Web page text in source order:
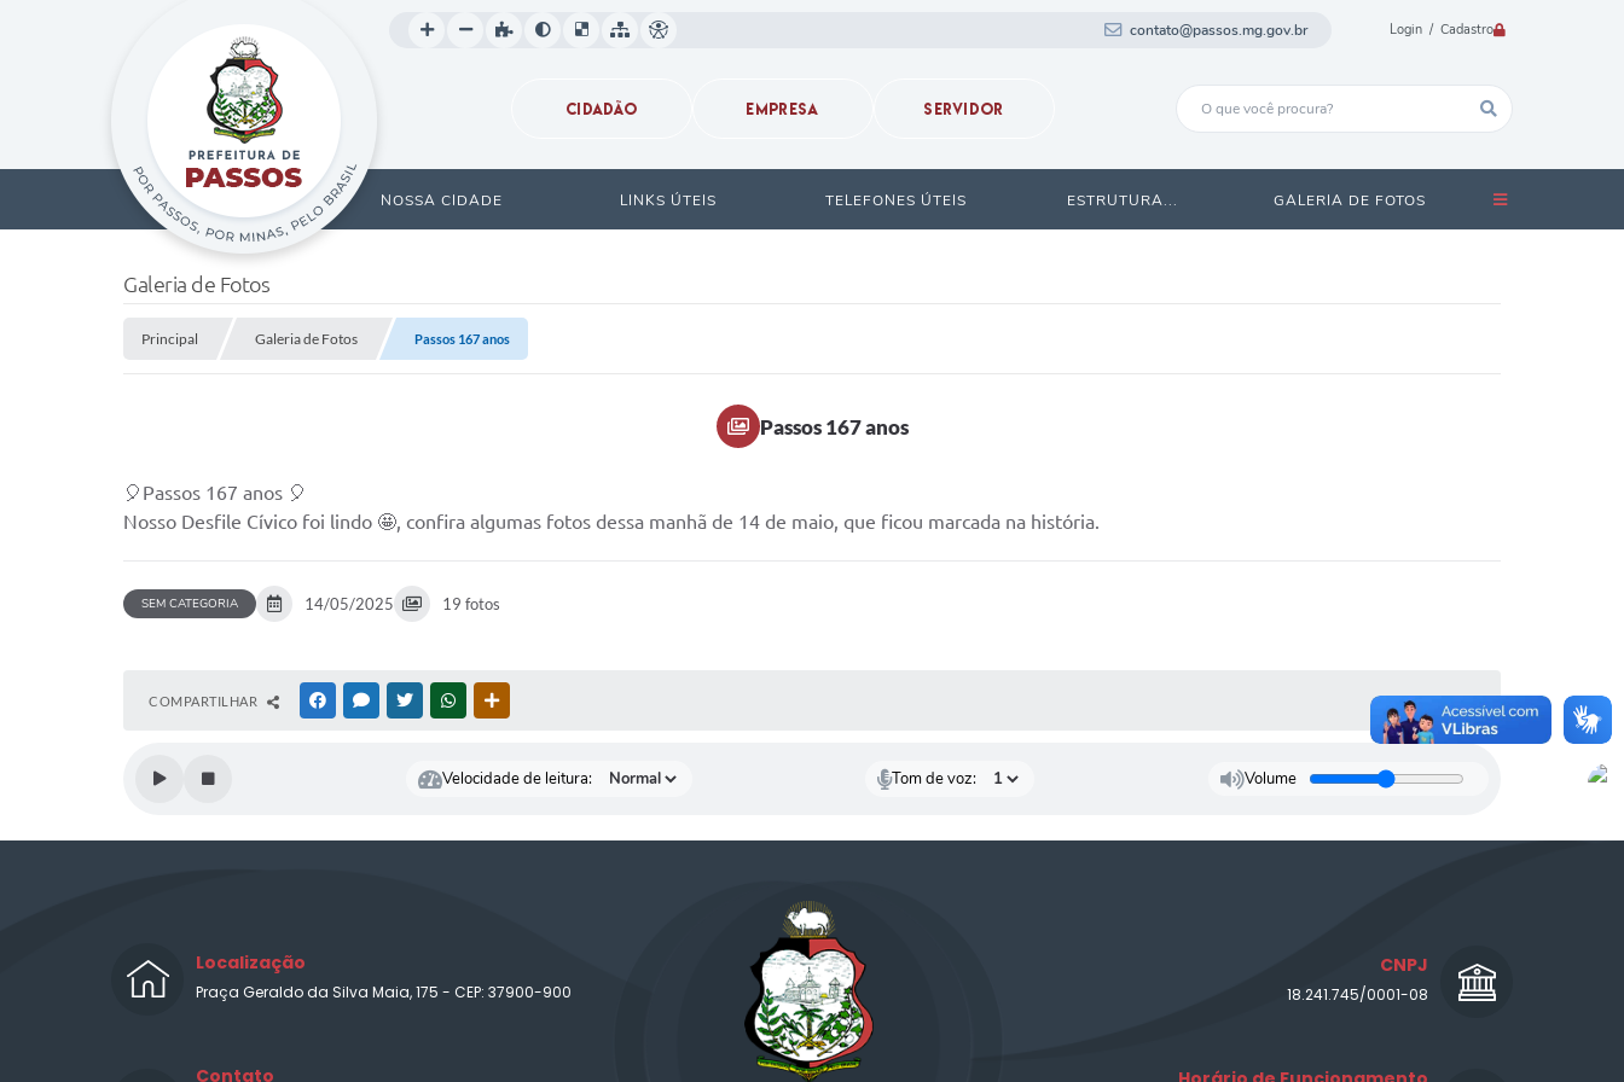
Login / Cadastro
contato@passos.mg.gov.br
CIDADÃO EMPRESA SERVIDOR
NOSSA CIDADE LINKS ÚTEIS TELEFONES ÚTEIS ESTRUTURA... GALERIA DE FOTOS
Galeria de Fotos
Principal Galeria de Fotos Passos 167 anos
Passos 167 anos
🎈Passos 167 anos 🎈
Nosso Desfile Cívico foi lindo 🤩, confira algumas fotos dessa manhã de 14 de maio, que ficou marcada na história.
SEM CATEGORIA 14/05/2025 19 fotos
COMPARTILHAR FACEBOOKMESSENGER
TWITTERWHATSAPP
Velocidade de leitura: Tom de voz: Volume
Localização
Praça Geraldo da Silva Maia, 175 - CEP: 37900-900
Contato
CNPJ
18.241.745/0001-08